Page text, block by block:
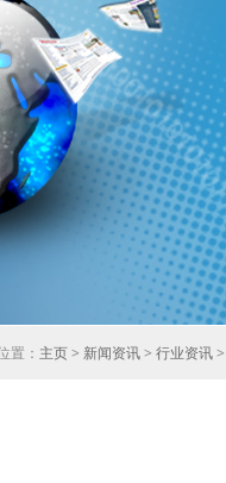
置： 主页> 新闻资讯> 行业资讯>